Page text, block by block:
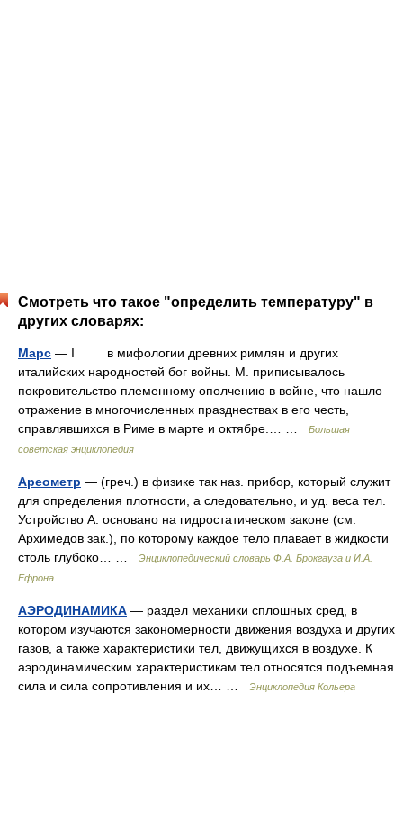
Смотреть что такое "определить температуру" в
других словарях:
Марс — I в мифологии древних римлян и других
италийских народностей бог войны. М. приписывалось
покровительство племенному ополчению в войне, что нашло
отражение в многочисленных празднествах в его честь,
справлявшихся в Риме в марте и октябре.… …
Большая
советская энциклопедия
Ареометр — (греч.) в физике так наз. прибор, который служит
для определения плотности, а следовательно, и уд. веса тел.
Устройство А. основано на гидростатическом законе (см.
Архимедов зак.), по которому каждое тело плавает в жидкости
столь глубоко… …
Энциклопедический словарь Ф.А. Брокгауза и И.А.
Ефрона
АЭРОДИНАМИКА — раздел механики сплошных сред, в
котором изучаются закономерности движения воздуха и других
газов, а также характеристики тел, движущихся в воздухе. К
аэродинамическим характеристикам тел относятся подъемная
сила и сила сопротивления и их… …
Энциклопедия Кольера